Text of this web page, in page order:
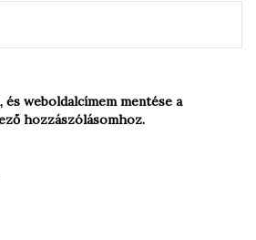
és weboldalcímem mentése a
hozzászólásomhoz.